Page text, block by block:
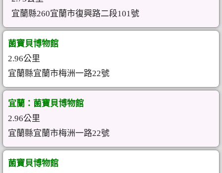
宜蘭縣260宜蘭市復興路二段101號
菌寶貝博物館
2.96公里
宜蘭縣宜蘭市梅洲一路22號
宜蘭：菌寶貝博物館
2.96公里
宜蘭縣宜蘭市梅洲一路22號
菌寶貝博物館